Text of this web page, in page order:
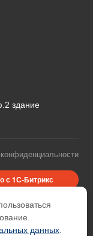
здание
с 1С-Битрикс
данных